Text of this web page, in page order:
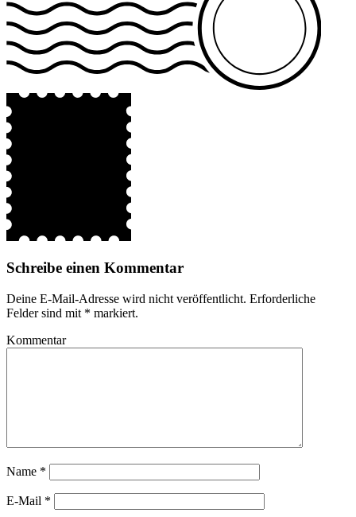
Schreibe einen Kommentar
Deine E-Mail-Adresse wird nicht veröffentlicht. Erforderliche
Felder sind mit * markiert.
Kommentar
Name *
E-Mail *